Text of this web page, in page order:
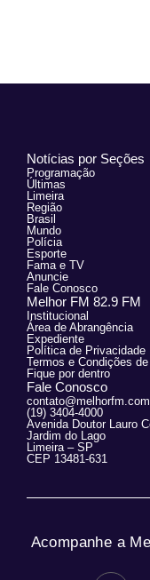
Notícias por Seções
Programação
Últimas
Limeira
Região
Brasil
Mundo
Polícia
Esporte
Fama e TV
Anuncie
Fale Conosco
Melhor FM 82.9 FM
Institucional
Área de Abrangência
Expediente
Política de Privacidade
Termos e Condições
Fique por dentro
Fale Conosco
(19) 3404-4000
Avenida Doutor Lauro
Jardim do Lago
Limeira – SP
CEP 13481-631
Acompanhe a